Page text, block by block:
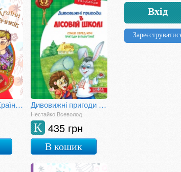
Незнайомка з Країни Сонячних Зайчиків Дивовижні пригоди в лісовій школі. Сонце серед ночі. Пригоди в Павутинії
Нестайко Всеволод
435 грн
К
В кошик
Вхід